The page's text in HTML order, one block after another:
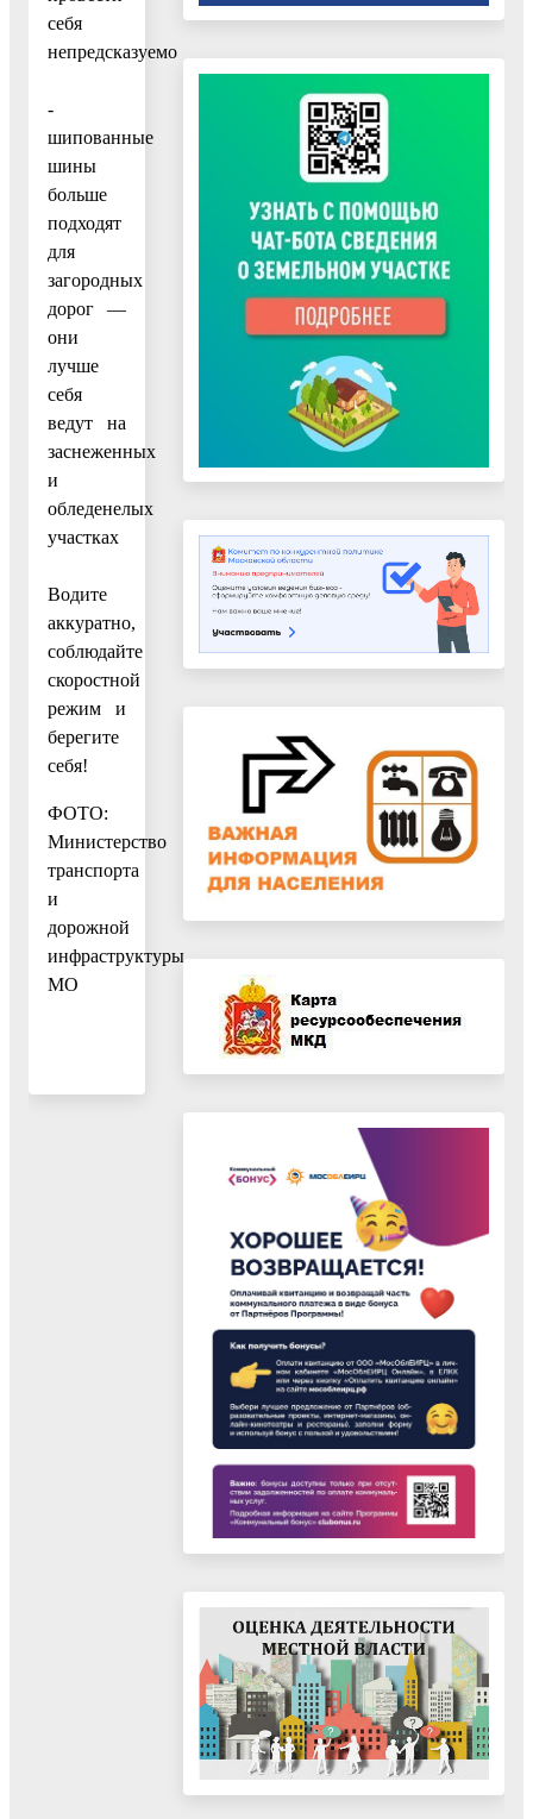
себя
непредсказуемо
-
шипованные
шины
больше
подходят
для
загородных
дорог —
они
лучше
себя
ведут на
заснеженных
и
обледенелых
участках
Водите
аккуратно,
соблюдайте
скоростной
режим и
берегите
себя!
ФОТО:
Министерство
транспорта
и
дорожной
инфраструктуры
МО